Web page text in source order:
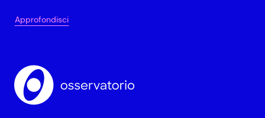
Approfondisci